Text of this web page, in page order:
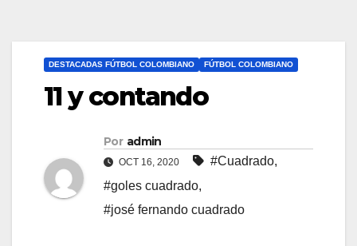
DESTACADAS FÚTBOL COLOMBIANO FÚTBOL COLOMBIANO
11 y contando
Por admin
OCT 16, 2020 #Cuadrado,
#goles cuadrado,
#josé fernando cuadrado